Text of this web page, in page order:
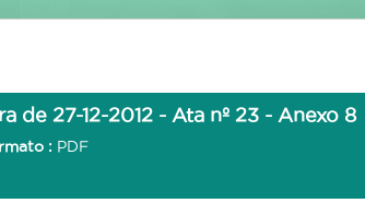
de 27-12-2012 - Ata nº 23 - Anexo 8
: PDF